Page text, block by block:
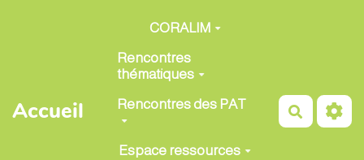
Aller au contenu principal
Accueil
CORALIM
Rencontres
thématiques
Rencontres des PAT
Espace ressources